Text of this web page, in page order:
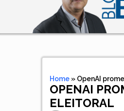
Home » OpenAI
OPENAI
ELEITORAL